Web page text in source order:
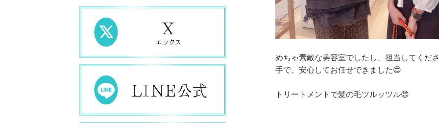
めちゃ素敵な美容室でしたし、担当してくだ
手で、安心してお任せできました😍
トリートメントで髪の毛ツルッツル😍